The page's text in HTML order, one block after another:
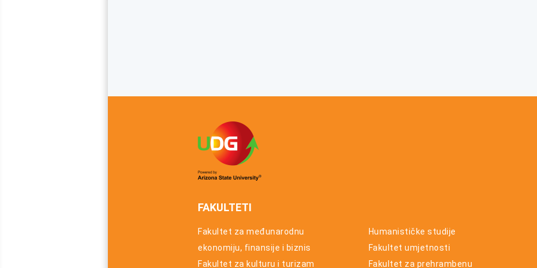
FAKULTETI
Fakultet za međunarodnu
ekonomiju, finansije i biznis
Fakultet za kulturu i turizam
Humanističke studije
Fakultet umjetnosti
Fakultet za prehrambenu